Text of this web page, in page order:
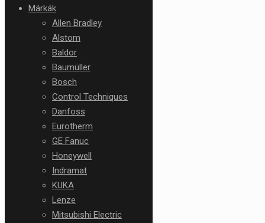
Márkák
Allen Bradley
Alstom
Baldor
Baumüller
Bosch
Control Techniques
Danfoss
Eurotherm
GE Fanuc
Honeywell
Indramat
KUKA
Lenze
Mitsubishi Electric